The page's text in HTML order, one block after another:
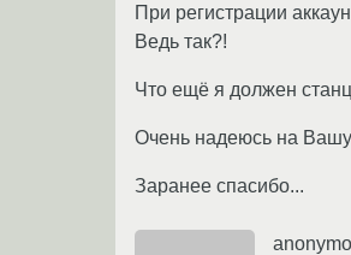
При регистрации
Ведь так?!
Что ещё я должен
Очень надеюсь на
Заранее спасибо...